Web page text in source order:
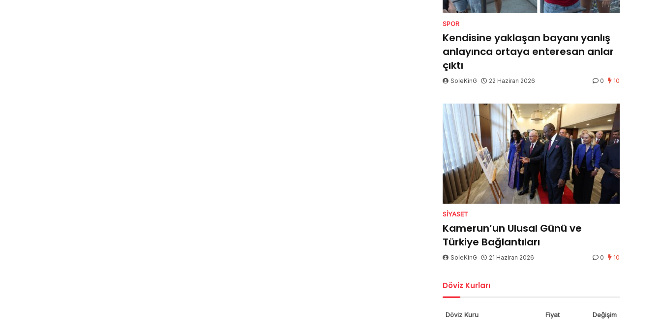
SPOR
Kendisine yaklaşan bayanı yanlış
anlayınca ortaya enteresan anlar
çıktı
SoleKinG 22 Haziran 2026 0 10
SIYASET
Kamerun’un Ulusal Günü ve
Türkiye Bağlantıları
SoleKinG 21 Haziran 2026 0 10
Döviz Kurları
Döviz Kuru Fiyat Değişim